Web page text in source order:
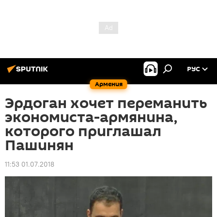
Армения
РУС
Эрдоган хочет переманить
экономиста-армянина,
которого приглашал
Пашинян
11:53 01.07.2018